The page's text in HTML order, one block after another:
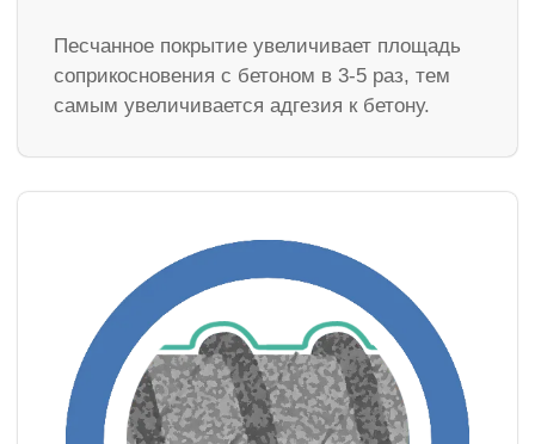
Песчанное покрытие увеличивает площадь
соприкосновения с бетоном в 3-5 раз, тем
самым увеличивается адгезия к бетону.